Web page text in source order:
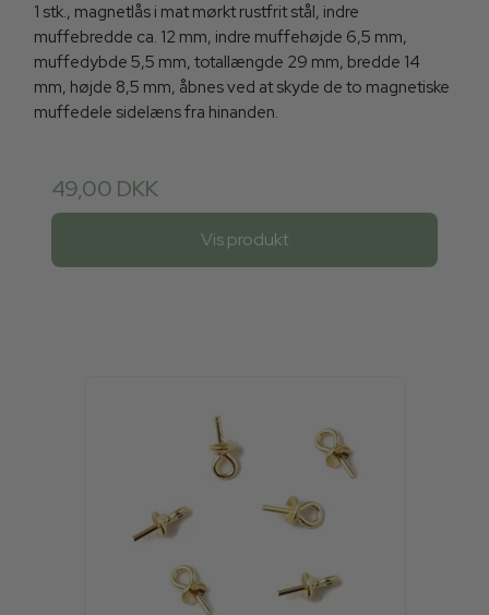
1 stk., magnetlås i mat mørkt rustfrit stål, indre
muffebredde ca. 12 mm, indre muffehøjde 6,5 mm,
muffedybde 5,5 mm, totallængde 29 mm, bredde 14
mm, højde 8,5 mm, åbnes ved at skyde de to magnetiske
muffedele sidelæns fra hinanden.
49,00 DKK
Vis produkt